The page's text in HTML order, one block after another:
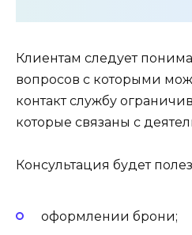
Клиентам следует
вопросов с которыми
контакт службу
которые связаны с
Консультация будет
оформлении брони;